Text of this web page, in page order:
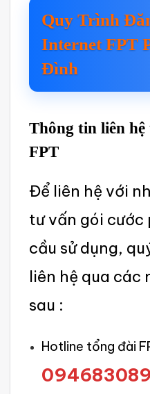
Quy Trình
Inter‌net FPT
Đình
Thông tin liên
FPT
Để liên hệ với
tư vấn gói cước
cầu sử dụng,
liên hệ qua các
sau :
Hotline tổng đài